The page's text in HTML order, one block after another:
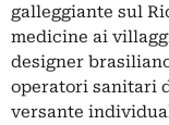
galleggiante sul
medicine ai
designer
operatori sanitari
versante